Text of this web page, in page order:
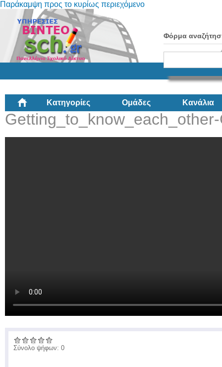
Παράκαμψη προς το κυρίως περιεχόμενο
Φόρμα
Κατηγορίες Ομάδες Κανάλια
Σύνολο ψήφων: 0